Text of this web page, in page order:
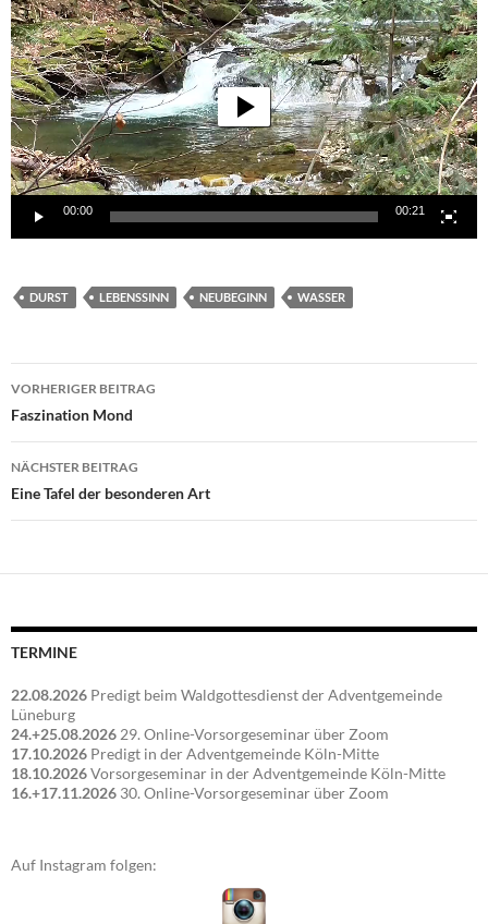
Player
00:00 00:21
DURST LEBENSSINN NEUBEGINN WASSER
Beitragsnavigation
VORHERIGER BEITRAG
Faszination Mond
NÄCHSTER BEITRAG
Eine Tafel der besonderen Art
TERMINE
22.08.2026 Predigt beim Waldgottesdienst der Adventgemeinde
Lüneburg
24.+25.08.2026 29. Online-Vorsorgeseminar über Zoom
17.10.2026 Predigt in der Adventgemeinde Köln-Mitte
18.10.2026Vorsorgeseminar in der Adventgemeinde Köln-Mitte
16.+17.11.2026 30. Online-Vorsorgeseminar über Zoom
Auf Instagram folgen: